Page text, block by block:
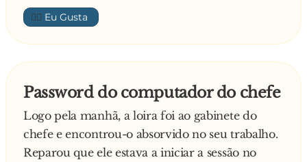
- Desculpe, um momento, menina.
- Sim? – respondeu ela, com um sorriso nos
lábios bem definidos e sensuais.
Diz o padre:
- Nós de facto somos padres e temos orgulho
em sê-lo, mas como conseguiu descobrir isso?
Explica a loira:
- Sr. Padre, sou eu. a irmã Angélica! Também
estou de férias
👍🏼
Password do computador do chefe
Logo pela manhã, a loira foi ao gabinete do
chefe e encontrou-o absorvido no seu trabalho.
Reparou que ele estava a iniciar a sessão no